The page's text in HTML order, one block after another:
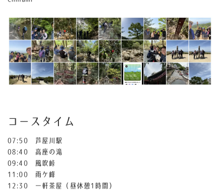
コースタイム
07:50 芦屋川駅
08:40 高座の滝
09:40 風吹峠
11:00 雨ケ峰
12:30 一軒茶屋（昼休憩1時間）